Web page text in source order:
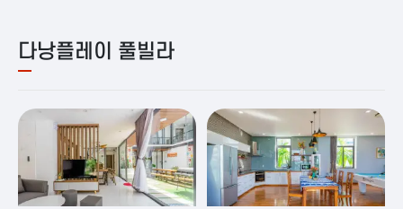
다낭플레이 풀빌라